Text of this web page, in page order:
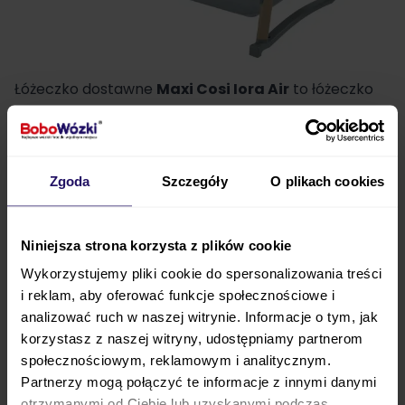
Zgoda Szczegóły O plikach cookies
Niniejsza strona korzysta z plików cookie
Wykorzystujemy pliki cookie do spersonalizowania treści
i reklam, aby oferować funkcje społecznościowe i
analizować ruch w naszej witrynie. Informacje o tym, jak
korzystasz z naszej witryny, udostępniamy partnerom
społecznościowym, reklamowym i analitycznym.
Partnerzy mogą połączyć te informacje z innymi danymi
Łóżeczko dostawne Maxi Cosi Iora Air to łóżeczko
dostawne, które oferuje Ci wiele możliwości. Dba o to,
by Wasze codzienne życie z maluszkiem było
nawiązywanie wyjątkowej relacji . Możesz ustawić
idealne dopasowanie Iora Air do Twojego łóżka
Materiały wykorzystane do produkcji łóżka
dostawnego w całości pochodzą z recyklingu
WybierającMaxi Cosi Iora Airskupiasz się nie tylko
na dobru i bezpieczeństwie swojego dziecka, ale
równieżdbasz o naszą planetę.